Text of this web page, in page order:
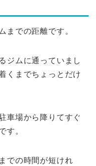
までの距離です。
ジムに通っていまし
くまでちょっとだけ
車場から降りてすぐ
す。
での時間が短けれ